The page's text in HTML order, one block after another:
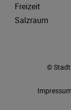
Freizeit
Salzraum
© Stadt